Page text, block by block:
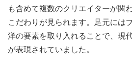
も含めて複数のクリエイターが関
こだわりが見られます。足元には
洋の要素を取り入れることで、現
が表現されていました。